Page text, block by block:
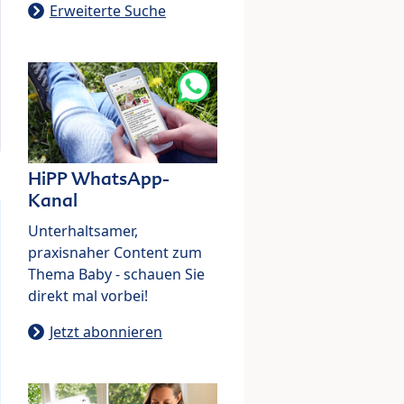
Erweiterte Suche
HiPP WhatsApp-
Kanal
Unterhaltsamer,
praxisnaher Content zum
Thema Baby - schauen Sie
direkt mal vorbei!
Jetzt abonnieren